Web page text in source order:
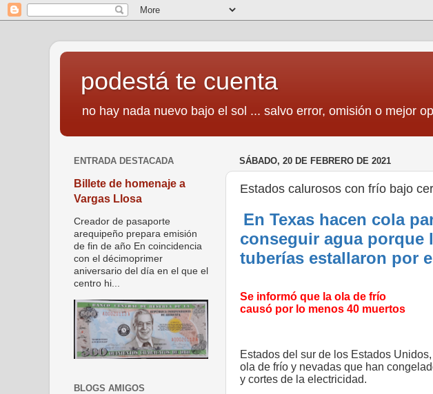
podestá te cuenta
no hay nada nuevo bajo el sol ... salvo error, omisión o mejor
SÁBADO, 20 DE FEBRERO DE 2021
Estados calurosos con frío bajo
En Texas hacen cola
conseguir agua porque
tuberías estallaron por
Se informó que la ola de frío
causó por lo menos 40 muertos
Estados del sur de los Estados
ola de frío y nevadas que han
y cortes de la electricidad.
ENTRADA DESTACADA
Billete de homenaje a
Vargas Llosa
Creador de pasaporte
arequipeño prepara emisión
de fin de año En coincidencia
con el décimoprimer
aniversario del día en el que el
centro hi...
BLOGS AMIGOS